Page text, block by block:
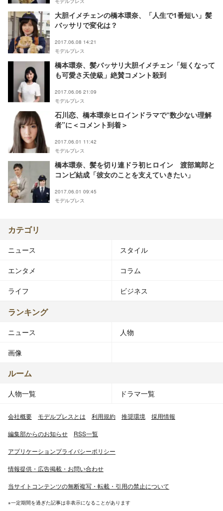
大胆イメチェンの橋本環奈、「人生で1番短い」髪
バッサリで変化は？
2017.06.08 14:21
モデルプレス
橋本環奈、髪バッサリ大胆イメチェン「短くなって
も可愛さ天使級」絶賛コメント殺到
2017.06.06 21:09
モデルプレス
石川恋、橋本環奈ヒロインドラマで“数少ない理解
者”に＜コメント到着＞
2017.06.01 11:42
モデルプレス
橋本環奈、髪を切り連ドラ初ヒロイン 渡部篤郎と
コンビ結成「彼女のことを支えていきたい」
2017.06.01 09:45
モデルプレス
カテゴリ
ニュース スタイル
エンタメ コラム
ライフ ビジネス
ランキング
ニュース 人物
画像
ルーム
人物一覧 ドラマ一覧
会社概要 モデルプレスとは 利用規約 推奨環境 採用情報
編集部からのお知らせ RSS一覧
アプリケーションプライバシーポリシー
情報提供・広告掲載・お問い合わせ
当サイトコンテンツの無断複写・転載・引用の禁止について
※一定期間を過ぎた記事は非表示になることがあります